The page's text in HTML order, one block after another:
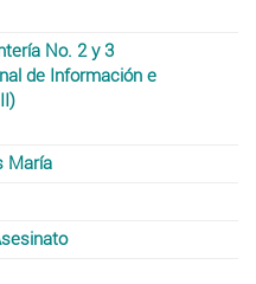
No. 2 y 3
de Información e
María